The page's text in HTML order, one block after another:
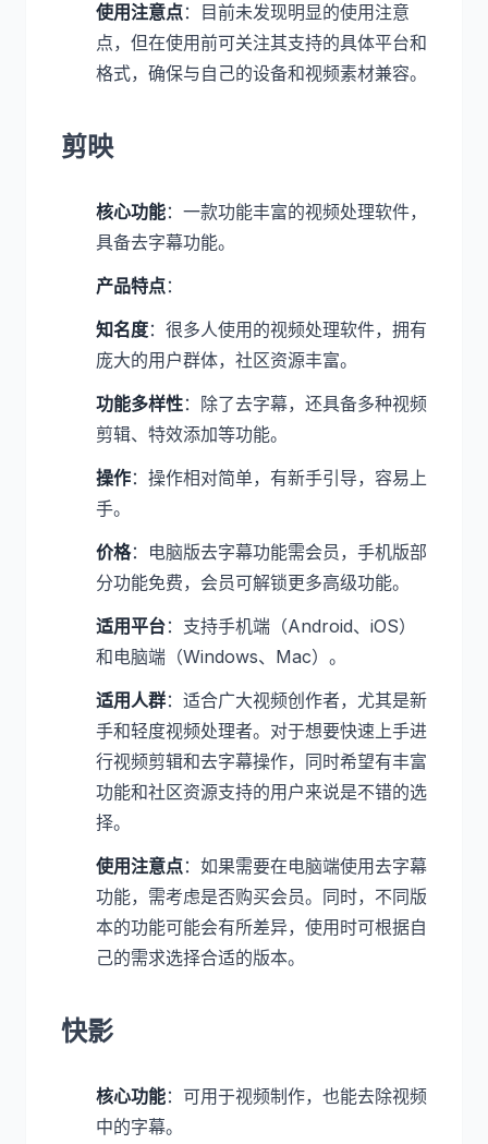
使用注意点：目前未发现明显的使用注意
点，但在使用前可关注其支持的具体平台和
格式，确保与自己的设备和视频素材兼容。
剪映
核心功能：一款功能丰富的视频处理软件，
具备去字幕功能。
产品特点：
知名度：很多人使用的视频处理软件，拥有
庞大的用户群体，社区资源丰富。
功能多样性：除了去字幕，还具备多种视频
剪辑、特效添加等功能。
操作：操作相对简单，有新手引导，容易上
手。
价格：电脑版去字幕功能需会员，手机版部
分功能免费，会员可解锁更多高级功能。
适用平台：支持手机端（Android、iOS）
和电脑端（Windows、Mac）。
适用人群：适合广大视频创作者，尤其是新
手和轻度视频处理者。对于想要快速上手进
行视频剪辑和去字幕操作，同时希望有丰富
功能和社区资源支持的用户来说是不错的选
择。
使用注意点：如果需要在电脑端使用去字幕
功能，需考虑是否购买会员。同时，不同版
本的功能可能会有所差异，使用时可根据自
己的需求选择合适的版本。
快影
核心功能：可用于视频制作，也能去除视频
中的字幕。